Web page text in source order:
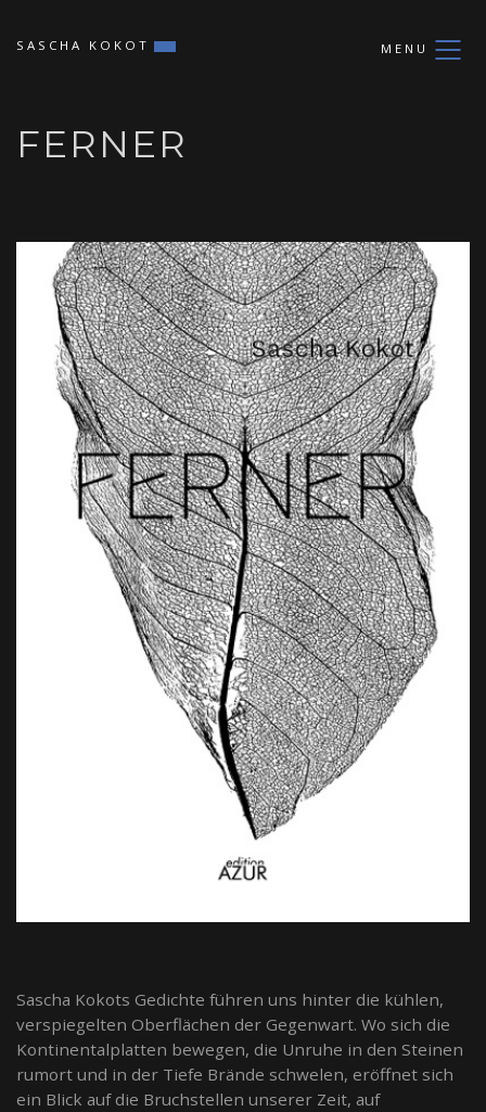
SASCHA KOKOT MENU
FERNER
Sascha Kokots Gedichte führen uns hinter die kühlen,
verspiegelten Oberflächen der Gegenwart. Wo sich die
Kontinentalplatten bewegen, die Unruhe in den Steinen
rumort und in der Tiefe Brände schwelen, eröffnet sich
ein Blick auf die Bruchstellen unserer Zeit, auf